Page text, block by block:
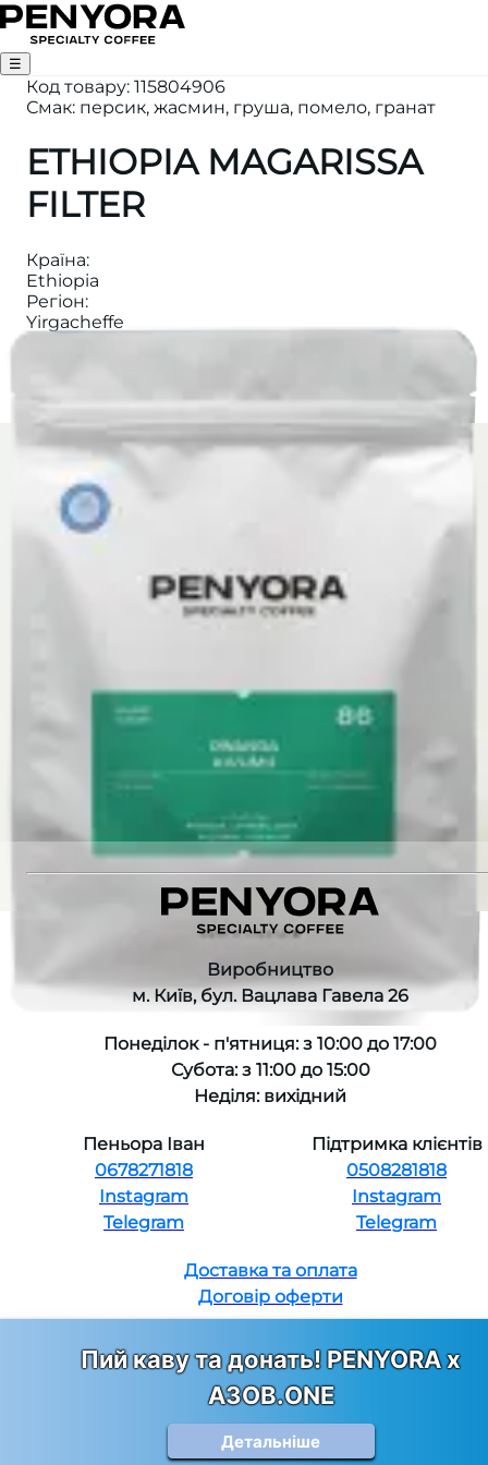
☰
Код товару: 115804906
Смак: персик, жасмин, груша, помело, гранат
ETHIOPIA MAGARISSA
FILTER
Країна:
Ethiopia
Регіон:
Yirgacheffe
2150M
Категорія
ФІЛЬТР КАВА
Обробка
Washed
Оцінка якості
Рекомендуємо також:
COLOMBIA SANTA MONICA FILTER
HARMONY CUP PINK
MIX COFFEE CAPSULES
RWANDA KIVUMU FILTER
Виробництво
м. Київ, бул. Вацлава Гавела 26
Понеділок - п'ятниця: з 10:00 до 17:00
Субота: з 11:00 до 15:00
Неділя: вихідний
Пеньора Іван
0678271818
Instagram
Telegram
Підтримка клієнтів
0508281818
Instagram
Telegram
Доставка та оплата
Договір оферти